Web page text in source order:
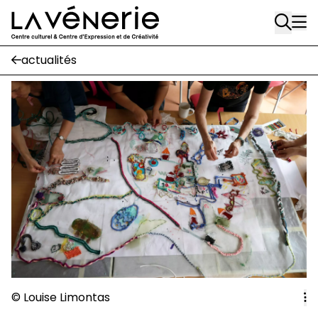
Aller au contenu principal
Rue Gratès, 3
1170 Watermael-Boitsfort
02 663 85 50
Écuries
Place Gilson, 3
1170 Watermael-Boitsfort
02 663 85 50
suivez-nous
Journal Vénerie - version papier
Newsletter
A
actualités
© Louise Limontas